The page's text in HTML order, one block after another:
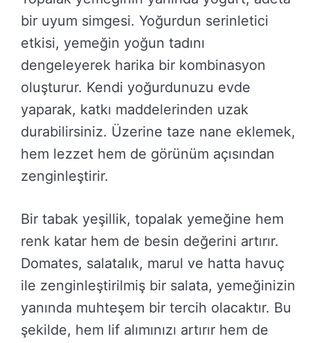
bir uyum simgesi. Yoğurdun serinletici
etkisi, yemeğin yoğun tadını
dengeleyerek harika bir kombinasyon
oluşturur. Kendi yoğurdunuzu evde
yaparak, katkı maddelerinden uzak
durabilirsiniz. Üzerine taze nane eklemek,
hem lezzet hem de görünüm açısından
zenginleştirir.
Bir tabak yeşillik, topalak yemeğine hem
renk katar hem de besin değerini artırır.
Domates, salatalık, marul ve hatta havuç
ile zenginleştirilmiş bir salata, yemeğinizin
yanında muhteşem bir tercih olacaktır. Bu
şekilde, hem lif alımınızı artırır hem de